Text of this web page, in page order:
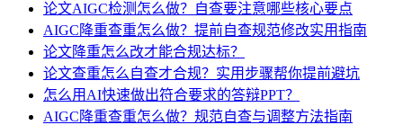
论文AIGC检测怎么做？自查要注意哪些核心要点
AIGC降重查重怎么做？提前自查规范修改实用指南
论文降重怎么改才能合规达标？
论文查重怎么自查才合规？实用步骤帮你提前避坑
怎么用AI快速做出符合要求的答辩PPT？
AIGC降重查重怎么做？规范自查与调整方法指南